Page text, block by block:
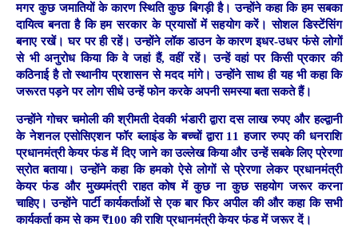
मगर कुछ जमातियों के कारण स्थिति कुछ बिगड़ी है। उन्होंने कहा कि हम सबका
दायित्व बनता है कि हम सरकार के प्रयासों में सहयोग करें। सोशल डिस्टेंसिंग
बनाए रखें। घर पर ही रहें। उन्होंने लॉक डाउन के कारण इधर-उधर फंसे लोगों
से भी अनुरोध किया कि वे जहां हैं, वहीं रहें। उन्हें वहां पर किसी प्रकार की
कठिनाई है तो स्थानीय प्रशासन से मदद मांगे। उन्होंने साथ ही यह भी कहा कि
जरूरत पड़ने पर लोग सीधे उन्हें फोन करके अपनी समस्या बता सकते हैं।
उन्होंने गोचर चमोली की श्रीमती देवकी भंडारी द्वारा दस लाख रुपए और हल्द्वानी
के नेशनल एसोसिएशन फॉर ब्लाइंड के बच्चों द्वारा 11 हजार रुपए की धनराशि
प्रधानमंत्री केयर फंड में दिए जाने का उल्लेख किया और उन्हें सबके लिए प्रेरणा
स्रोत बताया। उन्होंने कहा कि हमको ऐसे लोगों से प्रेरणा लेकर प्रधानमंत्री
केयर फंड और मुख्यमंत्री राहत कोष में कुछ ना कुछ सहयोग जरूर करना
चाहिए। उन्होंने पार्टी कार्यकर्ताओं से एक बार फिर अपील की और कहा कि सभी
कार्यकर्ता कम से कम ₹100 की राशि प्रधानमंत्री केयर फंड में जरूर दें।